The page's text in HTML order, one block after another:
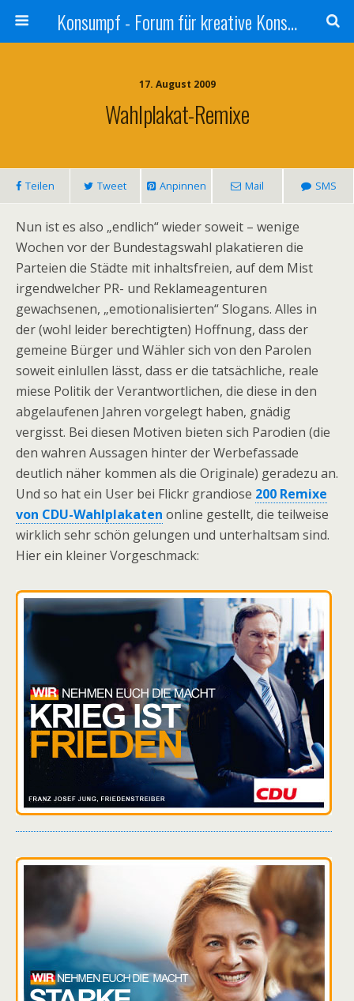
Konsumpf - Forum für kreative Konsumkritik - Culture Jamming, Nachhaltigkeit, Konzernkritik, Adbusting
17. August 2009
Wahlplakat-Remixe
Teilen Tweet Anpinnen Mail SMS
Nun ist es also „endlich“ wieder soweit – wenige
Wochen vor der Bundestagswahl plakatieren die
Parteien die Städte mit inhaltsfreien, auf dem Mist
irgendwelcher PR- und Reklameagenturen
gewachsenen, „emotionalisierten“ Slogans. Alles in
der (wohl leider berechtigten) Hoffnung, dass der
gemeine Bürger und Wähler sich von den Parolen
soweit einlullen lässt, dass er die tatsächliche, reale
miese Politik der Verantwortlichen, die diese in den
abgelaufenen Jahren vorgelegt haben, gnädig
vergisst. Bei diesen Motiven bieten sich Parodien (die
den wahren Aussagen hinter der Werbefassade
deutlich näher kommen als die Originale) geradezu an.
Und so hat ein User bei Flickr grandiose 200 Remixe
von CDU-Wahlplakaten online gestellt, die teilweise
wirklich sehr schön gelungen und unterhaltsam sind.
Hier ein kleiner Vorgeschmack: